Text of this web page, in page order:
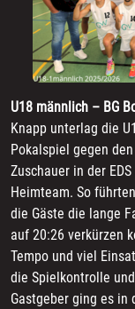
U18 männlich – BG
Knapp unterlag die
Pokalspiel gegen
Zuschauer in der
Heimteam. So
die Gäste die lange
auf 20:26 verkürzen
Tempo und viel
die Spielkontrolle
Gastgeber ging es